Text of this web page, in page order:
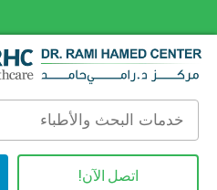
اتصل الآن!